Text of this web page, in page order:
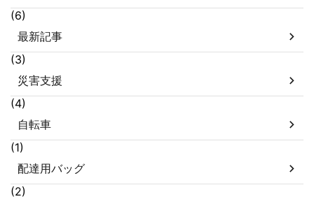
(6)
最新記事
(3)
災害支援
(4)
自転車
(1)
配達用バッグ
(2)